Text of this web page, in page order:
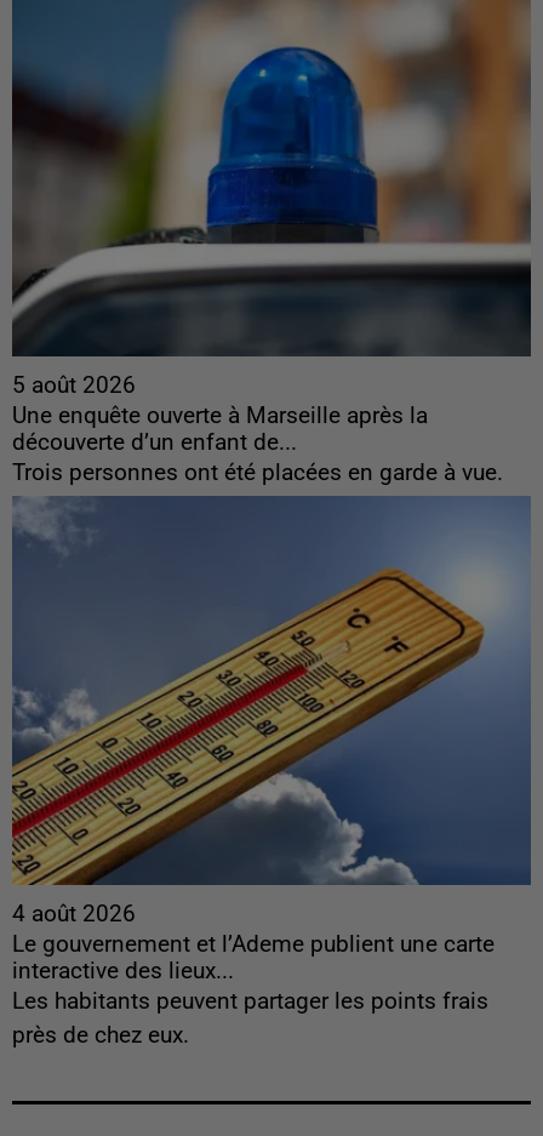
5 août 2026
Une enquête ouverte à Marseille après la
découverte d’un enfant de...
Trois personnes ont été placées en garde à vue.
4 août 2026
Le gouvernement et l’Ademe publient une carte
interactive des lieux...
Les habitants peuvent partager les points frais
près de chez eux.